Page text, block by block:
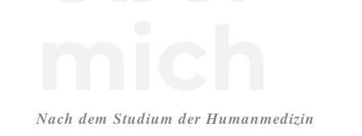
Nach dem Studium der Humanmedizin